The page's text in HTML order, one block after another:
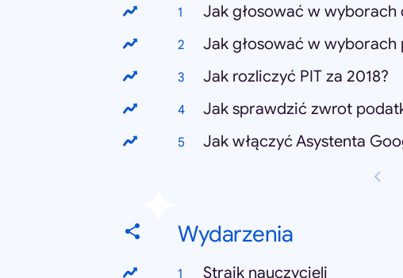
Jak głosować w wyborach
Jak głosować w wyborach
Jak rozliczyć PIT za 2018?
Jak sprawdzić zwrot
Jak włączyć Asystenta
Wydarzenia
Strajk nauczycieli